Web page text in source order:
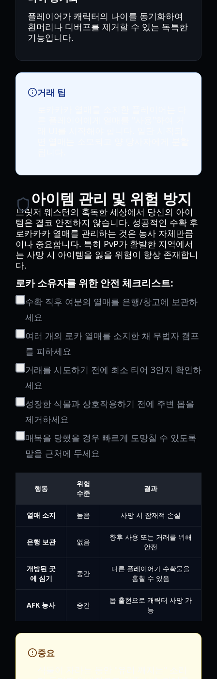
플레이어가 캐릭터의 나이를 동기화하여
흰머리나 디버프를 제거할 수 있는 독특한
기능입니다.
거래 팁
아이템 관리 및 위험 방지
브릿저 웨스턴의 혹독한 세상에서 당신의 아이
템은 결코 안전하지 않습니다. 성공적인 수확 후
로카카카 열매를 관리하는 것은 농사 자체만큼
이나 중요합니다. 특히 PvP가 활발한 지역에서
는 사망 시 아이템을 잃을 위험이 항상 존재합니
다.
로카 소유자를 위한 안전 체크리스트:
수확 직후 여분의 열매를 은행/창고에 보관하
세요
여러 개의 로카 열매를 소지한 채 무법자 캠프
를 피하세요
거래를 시도하기 전에 최소 티어 3인지 확인하
세요
성장한 식물과 상호작용하기 전에 주변 몹을
제거하세요
매복을 당했을 경우 빠르게 도망칠 수 있도록
말을 근처에 두세요
행동
위험
수준
결과
열매 소지 높음 사망 시 잠재적 손실
은행 보관 없음
향후 사용 또는 거래를 위해
안전
개방된 곳
에 심기
중간
다른 플레이어가 수확물을
훔칠 수 있음
AFK 농사 중간
몹 출현으로 캐릭터 사망 가
능
중요